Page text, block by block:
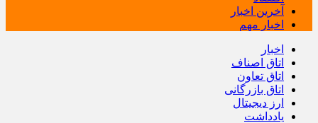
آخرین اخبار
اخبار مهم
اخبار
اتاق اصناف
اتاق تعاون
اتاق بازرگانی
ارز دیجیتال
یادداشت